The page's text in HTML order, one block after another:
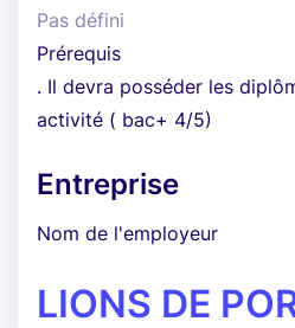
Pas défini
Prérequis
. Il devra posséder les
activité ( bac+ 4/5)
Entreprise
Nom de l'employeur
LIONS DE